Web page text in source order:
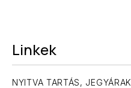
Linkek
NYITVA TARTÁS, JEGYÁRAK